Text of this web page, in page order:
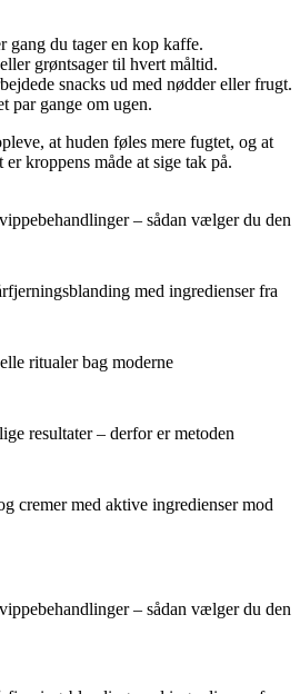
gang du tager en kop kaffe.
grøntsager til hvert måltid.
snacks ud med nødder eller frugt.
par gange om ugen.
at huden føles mere fugtet, og at
kroppens måde at sige tak på.
– sådan vælger du den
med ingredienser fra
ritualer bag moderne
resultater – derfor er metoden
cremer med aktive ingredienser mod
– sådan vælger du den